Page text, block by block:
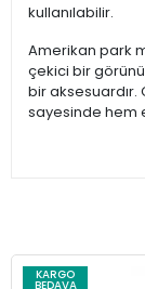
kullanılabilir.
Amerikan park
çekici bir
bir aksesuardır.
sayesinde hem
KARGO
BEDAVA